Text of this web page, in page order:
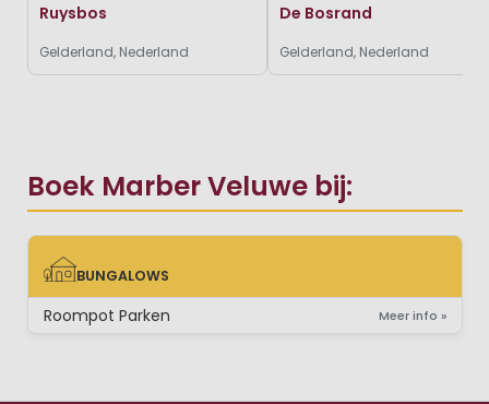
Boek Marber Veluwe bij:
BUNGALOWS
BUNGALOWS
Roompot Parken Meer info »
Ruysbos
Gelderland, Nederland
De Bosrand
Gelderland, Nederland